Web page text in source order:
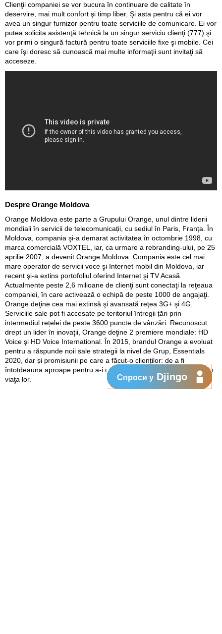
Clienţii companiei se vor bucura în continuare de calitate în
deservire, mai mult confort şi timp liber. Şi asta pentru că ei vor
avea un singur furnizor pentru toate serviciile de comunicare. Ei vor
putea solicita asistenţă tehnică la un singur serviciu clienţi (777) şi
vor primi o singură factură pentru toate serviciile fixe şi mobile. Cei
care îşi doresc să cunoască mai multe informaţii sunt invitaţi să
acceseze.
Despre Orange Moldova
Orange Moldova este parte a Grupului Orange, unul dintre liderii
mondiali în servicii de telecomunicații, cu sediul în Paris, Franța. În
Moldova, compania şi-a demarat activitatea în octombrie 1998, cu
marca comercială VOXTEL, iar, ca urmare a rebranding-ului, pe 25
aprilie 2007, a devenit Orange Moldova. Compania este cel mai
mare operator de servicii voce şi Internet mobil din Moldova, iar
recent şi-a extins portofoliul oferind Internet şi TV Acasă.
Actualmente peste 2,6 milioane de clienţi sunt conectaţi la reţeaua
companiei, în care activează o echipă de peste 1000 de angajaţi.
Orange deţine cea mai extinsă şi avansată reţea 3G+ şi 4G.
Serviciile sale pot fi accesate pe teritoriul întregii țări prin
intermediul rețelei de peste 3600 puncte de vânzări. Recunoscut
drept un lider în inovaţii, Orange deţine 2 premiere mondiale: HD
Voice şi HD Voice International. În 2015, brandul Orange a evoluat
pentru a răspunde noii sale strategii la nivel de Grup, Essentials
2020, dar și promisiunii pe care a făcut-o clienților: de a fi
întotdeauna aproape pentru a-i conecta la ceea ce este esenţial în
viaţa lor.
Спроси у Djingo